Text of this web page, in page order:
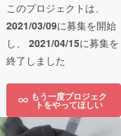
このプロジェクトは、
2021/03/09に募集を開始
し、 2021/04/15に募集を
終了しました
もう一度プロジェク
トをやってほしい